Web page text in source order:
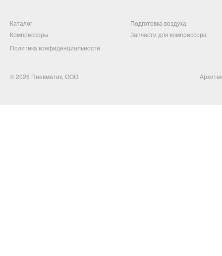
Каталог
Компрессоры
Подготовка воздуха
Запчасти для компрессора
Политика конфиденциальности
© 2026 Пневматик, ООО